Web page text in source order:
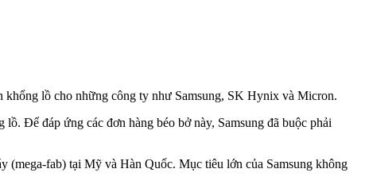
lồ cho những công ty như Samsung, SK Hynix và Micron.
Để đáp ứng các đơn hàng béo bở này, Samsung đã buộc phải
(mega-fab) tại Mỹ và Hàn Quốc. Mục tiêu lớn của Samsung không